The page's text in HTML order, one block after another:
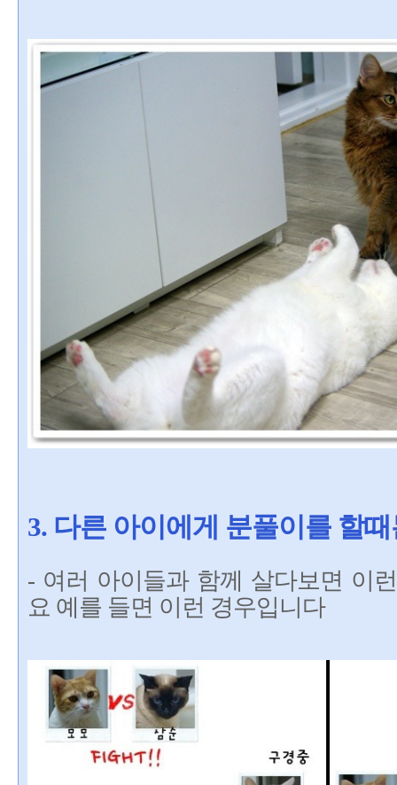
3. 다른 아이에게 분풀이를 할
- 여러 아이들과 함께 살다보면 이
요 예를 들면 이런 경우입니다